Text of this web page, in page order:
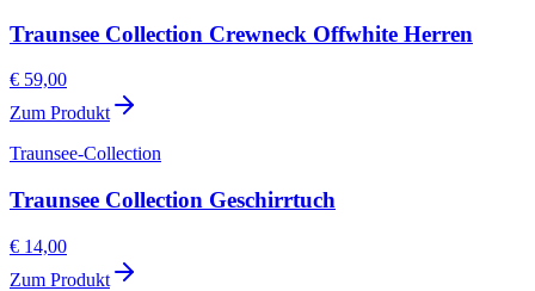
Traunsee Collection Crewneck Offwhite Herren
€ 59,00
Zum Produkt
Traunsee-Collection
Traunsee Collection Geschirrtuch
€ 14,00
Zum Produkt